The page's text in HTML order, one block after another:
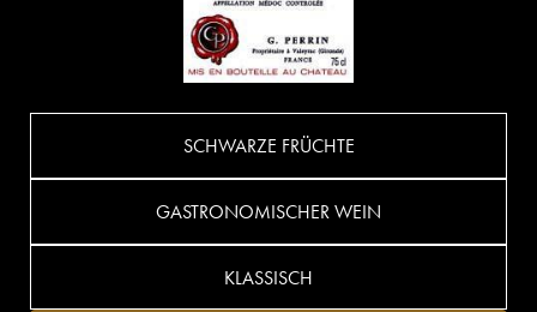
SCHWARZE FRÜCHTE
GASTRONOMISCHER WEIN
KLASSISCH